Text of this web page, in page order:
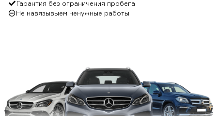
Гарантия без ограничения пробега
Не навязывыем ненужные работы